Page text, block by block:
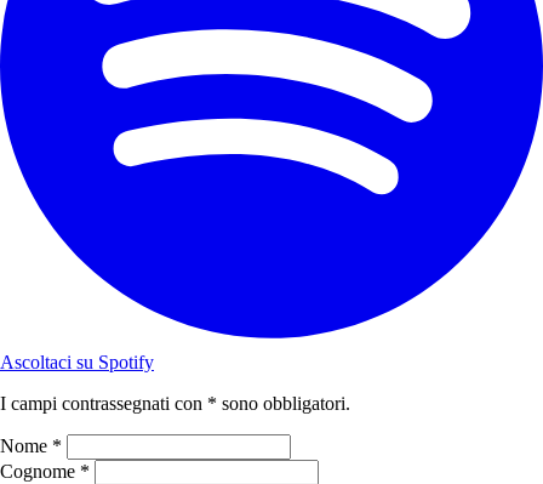
Ascoltaci su Spotify
I campi contrassegnati con * sono obbligatori.
Nome *
Cognome *